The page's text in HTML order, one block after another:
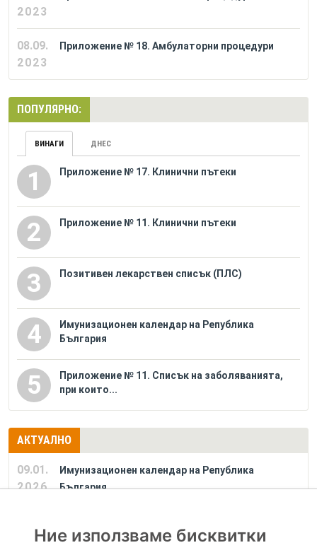
2023
08.09.
2023
Приложение № 18. Амбулаторни процедури
ПОПУЛЯРНО:
ВИНАГИ ДНЕС
1 Приложение № 17. Клинични пътеки
2 Приложение № 11. Клинични пътеки
3 Позитивен лекарствен списък (ПЛС)
4
Имунизационен календар на Република
България
5
Приложение № 11. Списък на заболяванията,
при които...
АКТУАЛНО
09.01.
2026
Имунизационен календар на Република
България
Ние използваме бисквитки